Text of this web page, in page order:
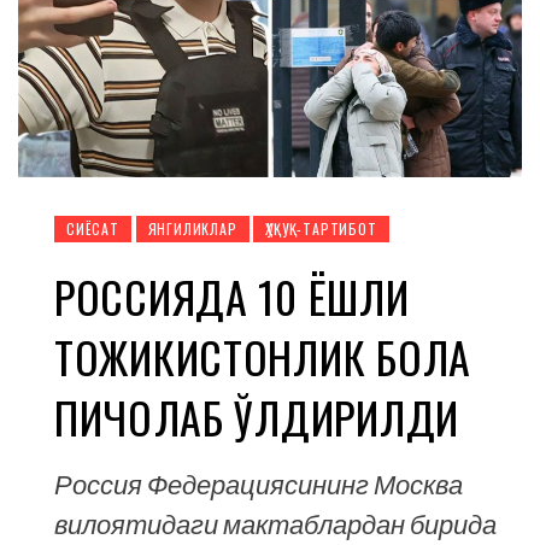
СИЁСАТ ЯНГИЛИКЛАР ҲУҚУҚ-ТАРТИБОТ
РОССИЯДА 10 ЁШЛИ
ТОЖИКИСТОНЛИК БОЛА
ПИЧОҚЛАБ ЎЛДИРИЛДИ
Россия Федерациясининг Москва
вилоятидаги мактаблардан бирида